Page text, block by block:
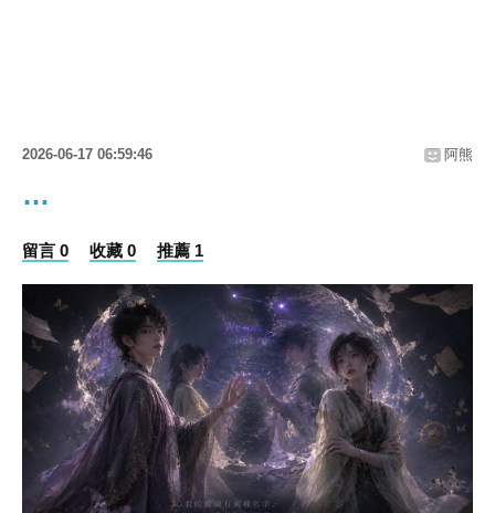
2026-06-17 06:59:46 阿熊
…
留言 0 收藏 0 推薦 1